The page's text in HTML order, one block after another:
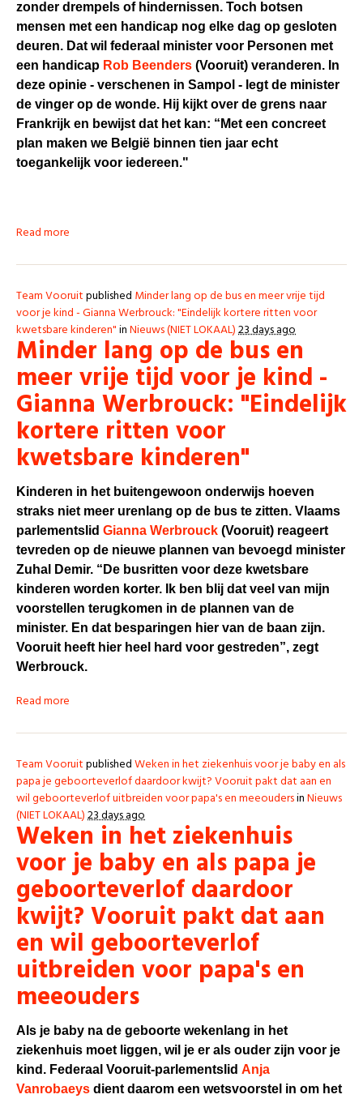
zonder drempels of hindernissen. Toch botsen
mensen met een handicap nog elke dag op gesloten
deuren. Dat wil federaal minister voor Personen met
een handicap Rob Beenders (Vooruit) veranderen. In
deze opinie - verschenen in Sampol - legt de minister
de vinger op de wonde. Hij kijkt over de grens naar
Frankrijk en bewijst dat het kan: “Met een concreet
plan maken we België binnen tien jaar echt
toegankelijk voor iedereen."
Read more
Team Vooruitpublished Minder lang op de bus en meer vrije tijd
voor je kind - Gianna Werbrouck: "Eindelijk kortere ritten voor
kwetsbare kinderen"inNieuws (NIET LOKAAL)23 days ago
Minder lang op de bus en
meer vrije tijd voor je kind -
Gianna Werbrouck: "Eindelijk
kortere ritten voor
kwetsbare kinderen"
Kinderen in het buitengewoon onderwijs hoeven
straks niet meer urenlang op de bus te zitten. Vlaams
parlementslid Gianna Werbrouck (Vooruit) reageert
tevreden op de nieuwe plannen van bevoegd minister
Zuhal Demir. “De busritten voor deze kwetsbare
kinderen worden korter. Ik ben blij dat veel van mijn
voorstellen terugkomen in de plannen van de
minister. En dat besparingen hier van de baan zijn.
Vooruit heeft hier heel hard voor gestreden”, zegt
Werbrouck.
Read more
Team VooruitpublishedWeken in het ziekenhuis voor je baby en als
papa je geboorteverlof daardoor kwijt? Vooruit pakt dat aan en
wil geboorteverlof uitbreiden voor papa's en meeoudersinNieuws
(NIET LOKAAL)23 days ago
Weken in het ziekenhuis
voor je baby en als papa je
geboorteverlof daardoor
kwijt? Vooruit pakt dat aan
en wil geboorteverlof
uitbreiden voor papa's en
meeouders
Als je baby na de geboorte wekenlang in het
ziekenhuis moet liggen, wil je er als ouder zijn voor je
kind. Federaal Vooruit-parlementslid Anja
Vanrobaeys dient daarom een wetsvoorstel in om het